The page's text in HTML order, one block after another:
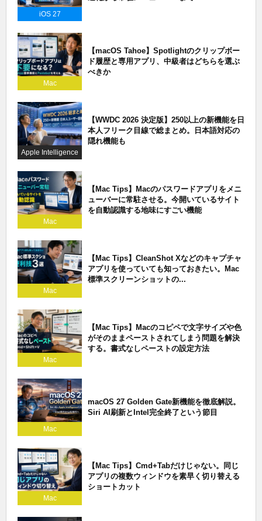
iOS 27
Mac
【macOS Tahoe】Spotlightのクリップボー
ド履歴と専用アプリ、中級者はどちらを選ぶ
べきか
Apple Intelligence
【WWDC 2026 決定版】250以上の新機能を日
本人フリーク目線で総まとめ。日本語対応の
隠れ機能も
Mac
【Mac Tips】Macのパスワードアプリをメニ
ューバーに常駐させる。今開いているサイト
を自動認識する地味にすごい機能
Mac
【Mac Tips】CleanShot Xなどのキャプチャ
アプリを使っていても知っておきたい。Mac
標準スクリーンショットの...
Mac
【Mac Tips】Macのコピペで文字サイズや色
がそのままペーストされてしまう問題を解決
する。書式なしペーストの設定方法
Mac
macOS 27 Golden Gate新機能を徹底解説。
Siri AI刷新とIntel完全終了という節目
Mac
【Mac Tips】Cmd+Tabだけじゃない。同じ
アプリの複数ウィンドウを素早く切り替える
ショートカット